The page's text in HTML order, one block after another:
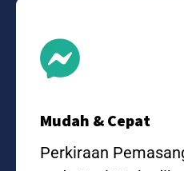
Mudah & Cepat
Perkiraan